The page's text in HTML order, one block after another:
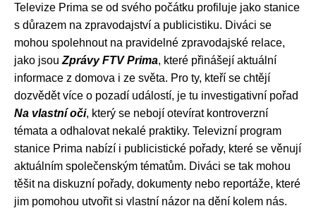
Televize Prima se od svého počátku profiluje jako stanice
s důrazem na zpravodajství a publicistiku. Diváci se
mohou spolehnout na pravidelné zpravodajské relace,
jako jsou Zprávy FTV Prima, které přinášejí aktuální
informace z domova i ze světa. Pro ty, kteří se chtějí
dozvědět více o pozadí událostí, je tu investigativní pořad
Na vlastní oči, který se nebojí otevírat kontroverzní
témata a odhalovat nekalé praktiky. Televizní program
stanice Prima nabízí i publicistické pořady, které se věnují
aktuálním společenským tématům. Diváci se tak mohou
těšit na diskuzní pořady, dokumenty nebo reportáže, které
jim pomohou utvořit si vlastní názor na dění kolem nás.